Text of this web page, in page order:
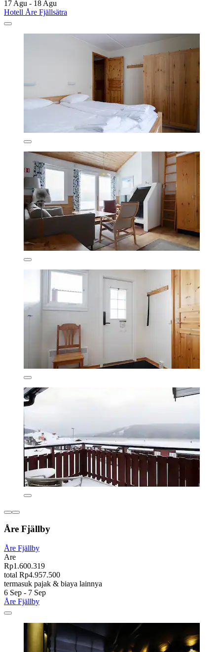
17 Agu - 18 Agu
Hotell Åre Fjällsätra
Åre Fjällby
Åre Fjällby
Are
Rp1.600.319
total Rp4.957.500
termasuk pajak & biaya lainnya
6 Sep - 7 Sep
Åre Fjällby